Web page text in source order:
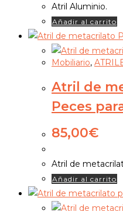
Atril Aluminio.
Añadir al carrito
Mobiliario,
Atril de
Peces
85,00€
Atril de
Añadir al carrito